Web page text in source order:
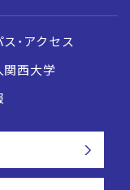
・アクセス
西大学